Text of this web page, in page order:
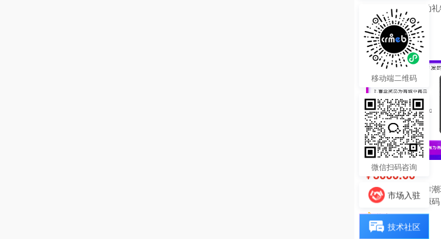
投票分享报名活动
序系统源码
热度 19
¥ 3000.00
好物盲盒开发制作
软件系统小程序源码
热度 17
移动端二维码
微信扫码咨询
市场入驻
技术社区